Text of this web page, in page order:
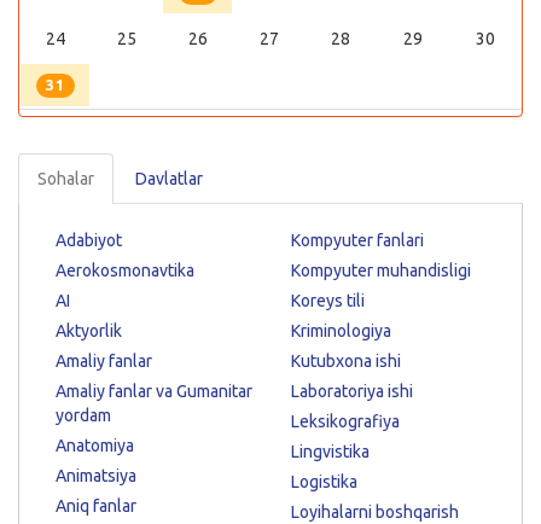
24 25 26 27 28 29 30
31
Sohalar Davlatlar
Adabiyot
Aerokosmonavtika
AI
Aktyorlik
Amaliy fanlar
Amaliy fanlar va Gumanitar
yordam
Anatomiya
Animatsiya
Aniq fanlar
Kompyuter fanlari
Kompyuter muhandisligi
Koreys tili
Kriminologiya
Kutubxona ishi
Laboratoriya ishi
Leksikografiya
Lingvistika
Logistika
Loyihalarni boshqarish